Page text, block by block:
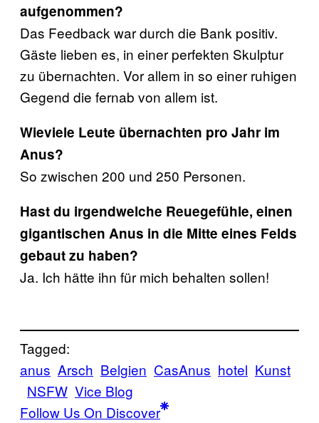
aufgenommen?
Das Feedback war durch die Bank positiv.
Gäste lieben es, in einer perfekten Skulptur
zu übernachten. Vor allem in so einer ruhigen
Gegend die fernab von allem ist.
Wieviele Leute übernachten pro Jahr im
Anus?
So zwischen 200 und 250 Personen.
Hast du irgendwelche Reuegefühle, einen
gigantischen Anus in die Mitte eines Felds
gebaut zu haben?
Ja. Ich hätte ihn für mich behalten sollen!
Tagged:
anus Arsch Belgien CasAnus hotel Kunst
NSFW Vice Blog
Follow Us On Discover